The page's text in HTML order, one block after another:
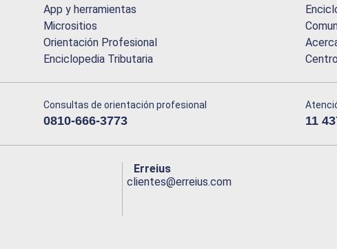
App y herramientas
Micrositios
Orientación Profesional
Enciclopedia Tributaria
Consultas de orientación profesional
0810-666-3773 11
Erreius
clientes@erreius.com